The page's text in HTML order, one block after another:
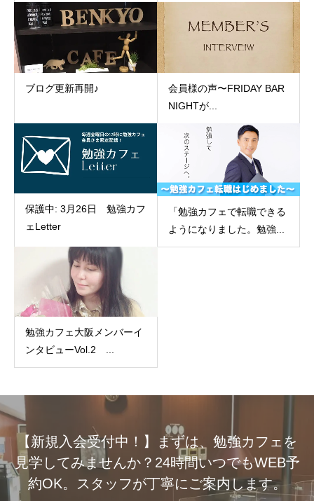
ブログ更新再開♪
会員様の声〜FRIDAY BAR
NIGHTが...
保護中: 3月26日 勉強カフ
ェLetter
「勉強カフェで転職できる
ようになりました。勉強...
勉強カフェ大阪メンバーイ
ンタビューVol.2 ...
【新規入会受付中！】まずは、勉強カフェを
見学してみませんか？24時間いつでもWEB予
約OK。スタッフが丁寧にご案内します。